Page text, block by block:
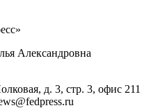
Александровна
д. 3, стр. 3, офис 211